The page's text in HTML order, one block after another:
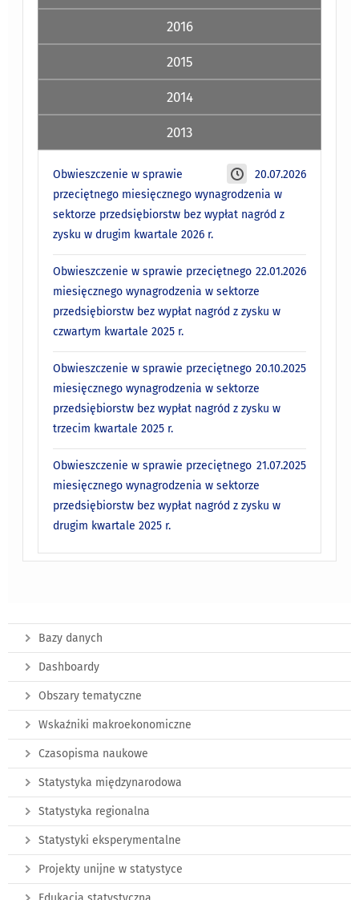
2016
2015
2014
2013
20.07.2026
Obwieszczenie w sprawie
przeciętnego miesięcznego wynagrodzenia w
sektorze przedsiębiorstw bez wypłat nagród z
zysku w drugim kwartale 2026 r.
22.01.2026
Obwieszczenie w sprawie przeciętnego
miesięcznego wynagrodzenia w sektorze
przedsiębiorstw bez wypłat nagród z zysku w
czwartym kwartale 2025 r.
20.10.2025
Obwieszczenie w sprawie przeciętnego
miesięcznego wynagrodzenia w sektorze
przedsiębiorstw bez wypłat nagród z zysku w
trzecim kwartale 2025 r.
21.07.2025
Obwieszczenie w sprawie przeciętnego
miesięcznego wynagrodzenia w sektorze
przedsiębiorstw bez wypłat nagród z zysku w
drugim kwartale 2025 r.
Bazy danych
Dashboardy
Obszary tematyczne
Wskaźniki makroekonomiczne
Czasopisma naukowe
Statystyka międzynarodowa
Statystyka regionalna
Statystyki eksperymentalne
Projekty unijne w statystyce